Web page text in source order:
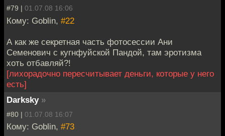
#79 | 01.07.08 16:06
Кому: Goblin, #22
А как же секретная часть фотосессии Ани
Семенович с кугнфуйской Пандой, там эротизма
хоть отбавляй?!
[лихорадочно пересчитывает деньги, которые у него
есть]
Darksky »
#80 | 01.07.08 16:07
Кому: Goblin, #73